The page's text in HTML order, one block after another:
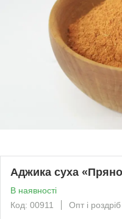
Аджика суха
В наявності
Код: 00911
Опт і роздріб